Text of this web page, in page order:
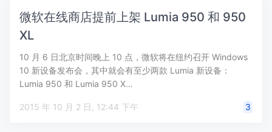
微软在线商店提前上架 Lumia 950 和 950
XL
10 月 6 日北京时间晚上 10 点，微软将在纽约召开 Windows
10 新设备发布会，其中就会有至少两款 Lumia 新设备：
Lumia 950 和 Lumia 950 X…
2015 年 10 月 2 日, 12:44 下午 3